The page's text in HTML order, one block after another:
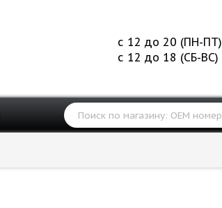
с 12 до 20 (ПН-ПТ)
с 12 до 18 (СБ-ВС)